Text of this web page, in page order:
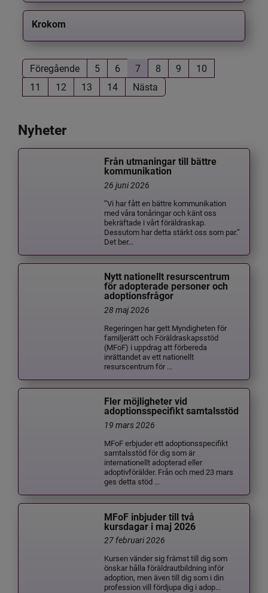
Krokom
Föregående 5 6 7 8 9
10
11
12 13 14 Nästa
Nyheter
Från utmaningar till bättre
kommunikation
26 juni 2026
”Vi har fått en bättre kommunikation
med våra tonåringar och känt oss
bekräftade i vårt föräldraskap.
Dessutom har detta stärkt oss som par.”
Det ber...
Nytt nationellt resurscentrum
för adopterade personer och
adoptionsfrågor
28 maj 2026
Regeringen har gett Myndigheten för
familjerätt och Föräldraskapsstöd
(MFoF) i uppdrag att förbereda
inrättandet av ett nationellt
resurscentrum för ...
Fler möjligheter vid
adoptionsspecifikt samtalsstöd
19 mars 2026
MFoF erbjuder ett adoptionsspecifikt
samtalsstöd för dig som är
internationellt adopterad eller
adoptivförälder. Från och med 23 mars
ges detta stöd ...
MFoF inbjuder till två
kursdagar i maj 2026
27 februari 2026
Kursen vänder sig främst till dig som
önskar hålla föräldrautbildning inför
adoption, men även till dig som i din
profession vill fördjupa dig i adop...